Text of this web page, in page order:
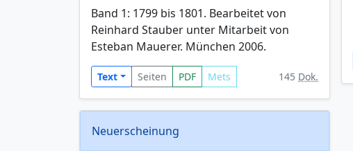
Band 1: 1799 bis 1801. Bearbeitet von
Reinhard Stauber unter Mitarbeit von
Esteban Mauerer. München 2006.
Text Seiten PDF Mets 145 Dok.
Neuerscheinung